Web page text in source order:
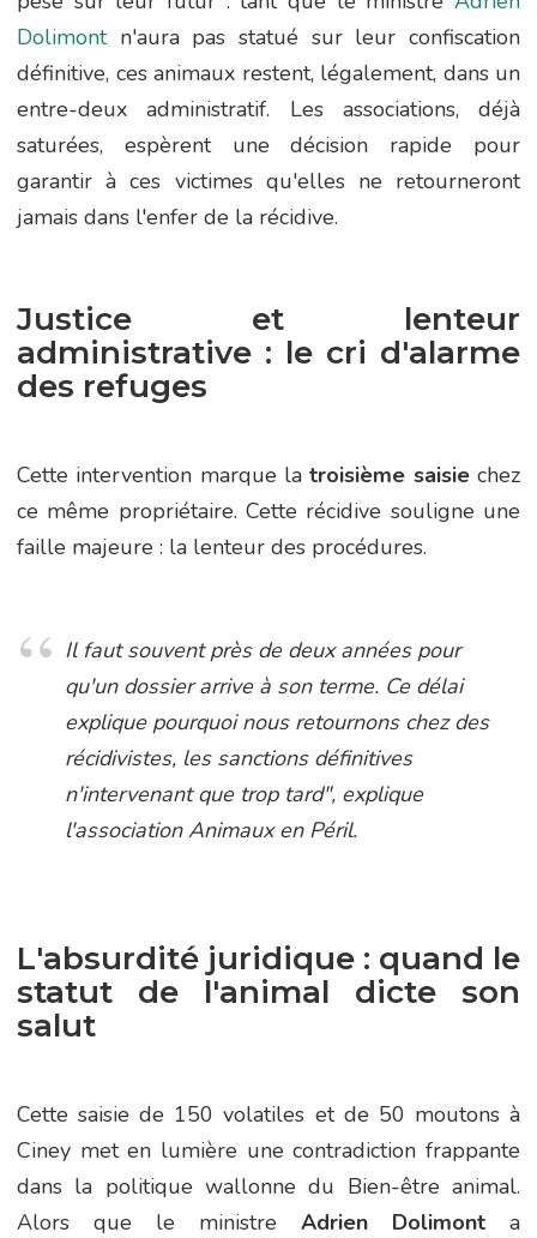
Dolimontn'aura pas statué sur leur confiscation
définitive, ces animaux restent, légalement, dans un
entre-deux administratif. Les associations, déjà
saturées, espèrent une décision rapide pour
garantir à ces victimes qu'elles ne retourneront
jamais dans l'enfer de la récidive.
Justice et lenteur
administrative : le cri d'alarme
des refuges
Cette intervention marque latroisième saisiechez
ce même propriétaire. Cette récidive souligne une
faille majeure : la lenteur des procédures.
Il faut souvent près de deux années pour
qu'un dossier arrive à son terme. Ce délai
explique pourquoi nous retournons chez des
récidivistes, les sanctions définitives
n'intervenant que trop tard", explique
l'association Animaux en Péril.
L'absurdité juridique : quand le
statut de l'animal dicte son
salut
Cette saisie de 150 volatiles et de 50 moutons à
Ciney met en lumière une contradiction frappante
dans la politique wallonne du Bien-être animal.
Alors que le ministre Adrien Dolimont a